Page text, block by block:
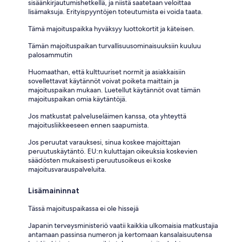
sisäänkirjautumishetkellä, ja niistä saatetaan veloittaa
lisämaksuja. Erityispyyntöjen toteutumista ei voida taata.
Tämä majoituspaikka hyväksyy luottokortit ja käteisen.
Tämän majoituspaikan turvallisuusominaisuuksiin kuuluu
palosammutin
Huomaathan, että kulttuuriset normit ja asiakkaisiin
sovellettavat käytännöt voivat poiketa maittain ja
majoituspaikan mukaan. Luetellut käytännöt ovat tämän
majoituspaikan omia käytäntöjä.
Jos matkustat palveluseläimen kanssa, ota yhteyttä
majoitusliikkeeseen ennen saapumista.
Jos peruutat varauksesi, sinua koskee majoittajan
peruutuskäytäntö. EU:n kuluttajan oikeuksia koskevien
säädösten mukaisesti peruutusoikeus ei koske
majoitusvarauspalveluita.
Lisämaininnat
Tässä majoituspaikassa ei ole hissejä
Japanin terveysministeriö vaatii kaikkia ulkomaisia matkustajia
antamaan passinsa numeron ja kertomaan kansalaisuutensa